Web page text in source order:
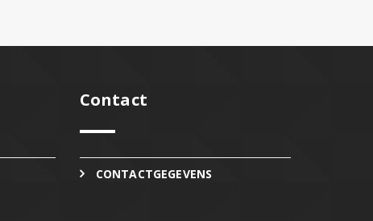
Contact
CONTACTGEGEVENS